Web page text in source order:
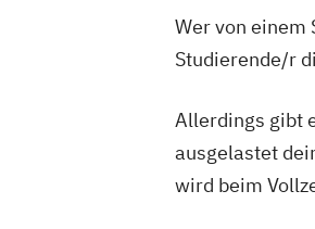
Wer von einem
Studierende/r
Allerdings gibt
ausgelastet
wird beim